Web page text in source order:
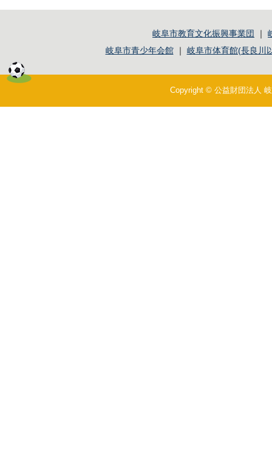
岐阜市教育文化振興事業団 ｜
岐阜市青少年会館｜ 岐阜市体育館(長良川
Copyright © 公益財団法人